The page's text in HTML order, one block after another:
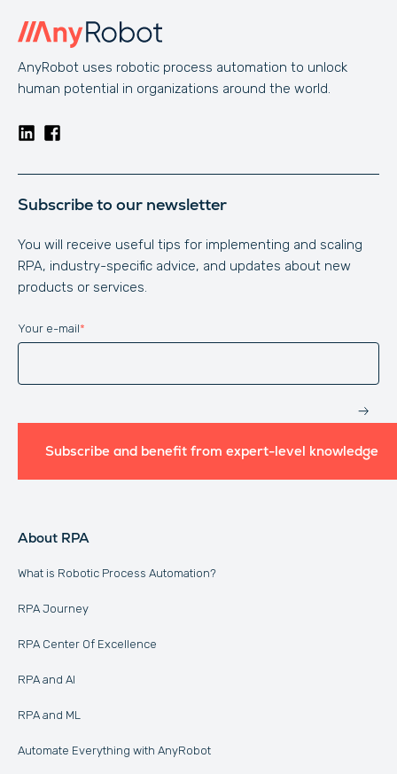
AnyRobot uses robotic process automation to unlock
human potential in organizations around the world.
Subscribe to our newsletter
You will receive useful tips for implementing and scaling
RPA, industry-specific advice, and updates about new
products or services.
Website
Your e-mail*
Subscribe and benefit from expert-level knowledge
About RPA
What is Robotic Process Automation?
RPA Journey
RPA Center Of Excellence
RPA and AI
RPA and ML
Automate Everything with AnyRobot